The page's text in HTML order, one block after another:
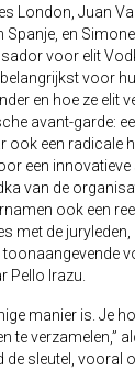
London, Juan
Spanje, en
voor elit
belangrijkst voor
en hoe ze elit
avant-garde:
ook een radicale
een
van de
ook een
met de juryleden,
toonaangevende
Pello Irazu.
manier is. Je
te verzamelen,”
de sleutel, vooral